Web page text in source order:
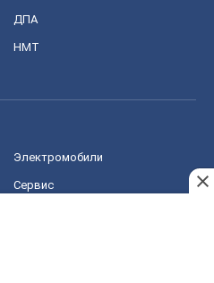
ДПА
НМТ
Электромобили
Сервис